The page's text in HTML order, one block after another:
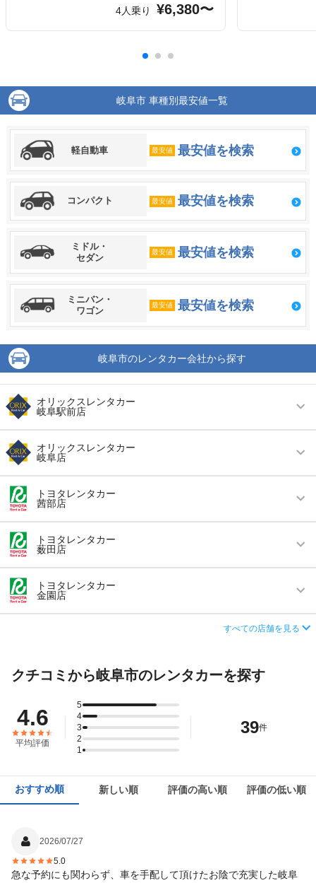
4人乗り
¥6,380〜
岐阜市 車種別最安値一覧
軽自動車 最安値 最安値を検索
コンパクト 最安値 最安値を検索
ミドル・
セダン
最安値 最安値を検索
ミニバン・
ワゴン
最安値 最安値を検索
岐阜市のレンタカー会社から探す
オリックスレンタカー
岐阜駅前店
営業時間 毎日 09:00 ～ 19:00
アクセス
住所 岐阜市高砂町３丁目３番
オリックスレンタカー
岐阜店
営業時間 毎日 09:00 ～ 19:00
アクセス
住所 岐阜市安良田町５－９
トヨタレンタカー
茜部店
営業時間 毎日 08:00 ～ 19:00
アクセス
住所 岐阜県岐阜市東川手4-13-1
トヨタレンタカー
薮田店
営業時間 毎日 08:00 ～ 19:00
アクセス
トヨタレンタカー
金園店
住所 岐阜県岐阜市金園町9-2
この店舗でレンタカーを探す
すべての店舗を見る
クチコミから岐阜市のレンタカーを探す
4.6
平均評価
5
4
3
2
1
39件
おすすめ順 新しい順 評価の高い順 評価の低い順
2026/07/27
5.0
急な予約にも関わらず、車を手配して頂けたお陰で充実した岐阜